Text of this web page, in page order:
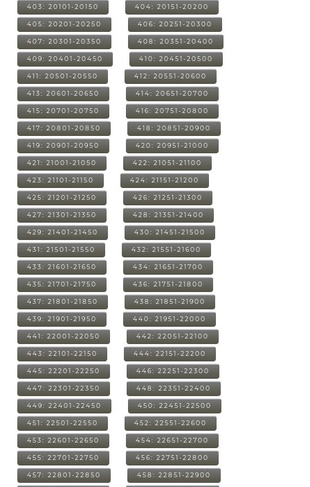
403: 20101-20150 404: 20151-20200
405: 20201-20250 406: 20251-20300
407: 20301-20350 408: 20351-20400
409: 20401-20450 410: 20451-20500
411: 20501-20550 412: 20551-20600
413: 20601-20650 414: 20651-20700
415: 20701-20750 416: 20751-20800
417: 20801-20850 418: 20851-20900
419: 20901-20950 420: 20951-21000
421: 21001-21050 422: 21051-21100
423: 21101-21150 424: 21151-21200
425: 21201-21250 426: 21251-21300
427: 21301-21350 428: 21351-21400
429: 21401-21450 430: 21451-21500
431: 21501-21550 432: 21551-21600
433: 21601-21650 434: 21651-21700
435: 21701-21750 436: 21751-21800
437: 21801-21850 438: 21851-21900
439: 21901-21950 440: 21951-22000
441: 22001-22050 442: 22051-22100
443: 22101-22150 444: 22151-22200
445: 22201-22250 446: 22251-22300
447: 22301-22350 448: 22351-22400
449: 22401-22450 450: 22451-22500
451: 22501-22550 452: 22551-22600
453: 22601-22650 454: 22651-22700
455: 22701-22750 456: 22751-22800
457: 22801-22850 458: 22851-22900